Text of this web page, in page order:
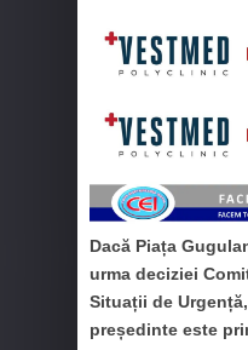
Dacă Piața
urma deciziei
Situații de
președinte este